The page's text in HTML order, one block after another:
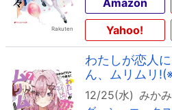
Amazon
Yahoo!
わたしが恋人
ん、ムリムリ
12/25(水) みか